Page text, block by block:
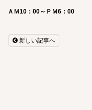
ＡＭ10：00～ＰＭ6：00
新しい記事へ